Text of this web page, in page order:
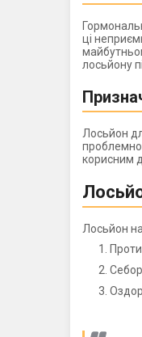
ці
лосьйону
Лосьйон
корисним
Лосьйон